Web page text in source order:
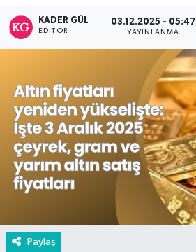
KADER GÜL
EDITÖR
03.12.2025 - 05:47
YAYINLANMA
Paylaş